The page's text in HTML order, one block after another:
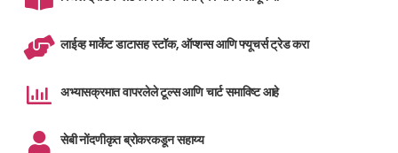
लाईव्ह मार्केट डाटासह स्टॉक, ऑप्शन्स आणि फ्यूचर्स ट्रेड करा
अभ्यासक्रमात वापरलेले टूल्स आणि चार्ट समाविष्ट आहे
सेबी नोंदणीकृत ब्रोकरकडून सहाय्य